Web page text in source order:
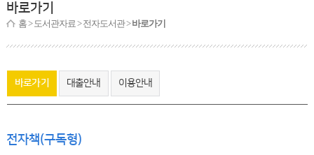
바로가기
홈> 도서관자료 > 전자도서관 >바로가기
바로가기 대출안내 이용안내
전자책(구독형)